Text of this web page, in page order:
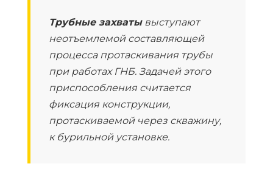
Трубные захватывыступают
неотъемлемой составляющей
процесса протаскивания трубы
при работах ГНБ. Задачей этого
приспособления считается
фиксация конструкции,
протаскиваемой через скважину,
к бурильной установке.